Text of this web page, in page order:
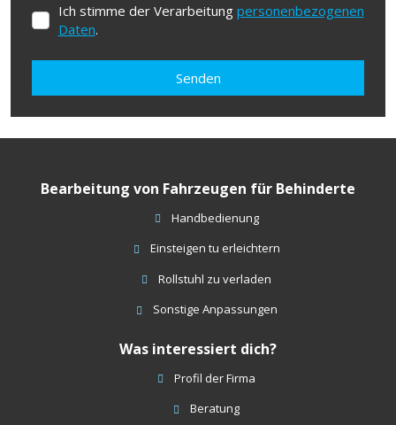
stimme
der
personenbezogenen
Daten.
Ich stimme der Verarbeitung personenbezogenen
Daten.
Senden
se
odeslat.
Bearbeitung von Fahrzeugen für Behinderte
Handbedienung
Einsteigen tu erleichtern
Rollstuhl zu verladen
Sonstige Anpassungen
Was interessiert dich?
Profil der Firma
Beratung